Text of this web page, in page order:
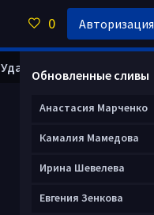
Удалить анкету
Обновленные сливы
Анастасия Марченко
Камалия Мамедова
Ирина Шевелева
Евгения Зенкова
0 Авторизация